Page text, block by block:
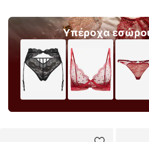
Υπέροχα